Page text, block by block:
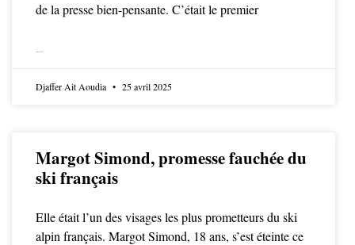
de la presse bien-pensante. C’était le premier
Djaffer Ait Aoudia 25 avril 2025
Margot Simond, promesse fauchée du
ski français
Elle était l’un des visages les plus prometteurs du ski
alpin français. Margot Simond, 18 ans, s’est éteinte ce